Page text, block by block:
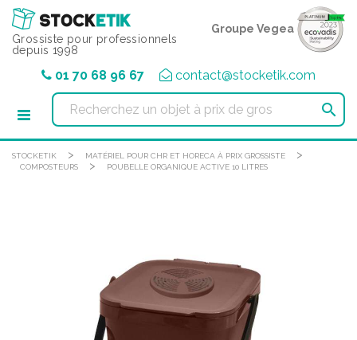
Grossiste pour professionnels
depuis 1998
Groupe Vegea
01 70 68 96 67 contact@stocketik.com

STOCKETIK > MATÉRIEL POUR CHR ET HORECA À PRIX GROSSISTE >
COMPOSTEURS > POUBELLE ORGANIQUE ACTIVE 10 LITRES
Panneau de gestion des cookies